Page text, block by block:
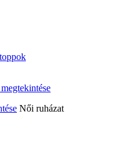
Női ruházat